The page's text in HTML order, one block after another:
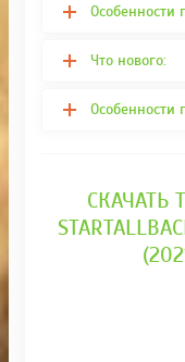
Особенности
Что нового:
Особенности
СКАЧАТЬ